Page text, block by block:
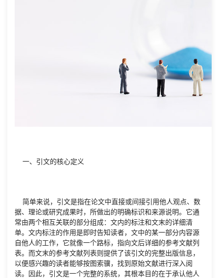
一、引文的核心定义
简单来说，引文是指在论文中直接或间接引用他人观点、数
据、理论或研究成果时，所做出的明确标识和来源说明。它通
常由两个相互关联的部分组成：文内的标注和文末的详细清
单。文内标注的作用是即时告知读者，文中的某一部分内容源
自他人的工作，它就像一个路标，指向文后详细的参考文献列
表。而文末的参考文献列表则提供了该引文的完整出版信息，
以便感兴趣的读者能够按图索骥，找到原始文献进行深入阅
读。因此，引文是一个完整的系统，其根本目的在于承认他人